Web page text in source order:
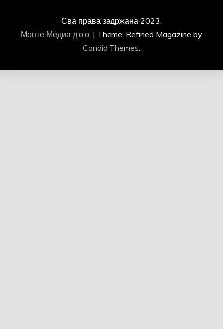
Сва права задржана 2023.
Монте Медиа д.о.о. | Theme: Refined Magazine by
Candid Themes.